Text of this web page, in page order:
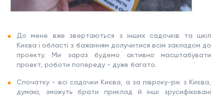
До мене вже звертаються з інших садочків та шкіл
Києва і області з бажанням долучитися всім закладом до
проекту. Ми зараз будемо активно масштабувати
проект, роботи попереду - дуже багато.
Спочатку - всі садочки Києва, а за півроку-рік з Києва,
думаю, зможуть брати приклад й інші зрусифіковані